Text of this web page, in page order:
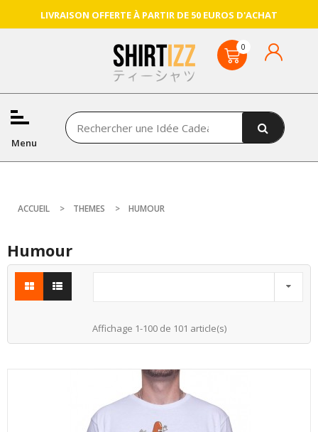
LIVRAISON OFFERTE À PARTIR DE 50 EUROS D'ACHAT
Menu
ACCUEIL THEMES HUMOUR
Humour

Affichage 1-100 de 101 article(s)